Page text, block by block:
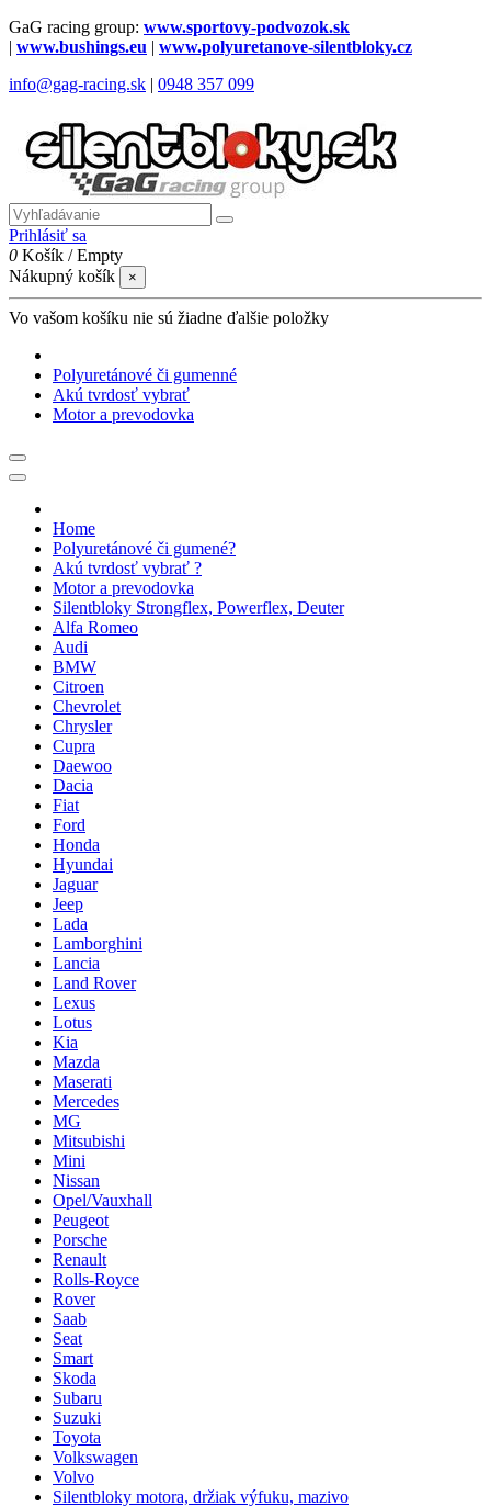
GaG racing group: www.sportovy-podvozok.sk
| www.bushings.eu | www.polyuretanove-silentbloky.cz
info@gag-racing.sk | 0948 357 099
Prihlásiť sa
0 Košík /Empty
Nákupný košík
×
Vo vašom košíku nie sú žiadne ďalšie položky
Polyuretánové či gumenné
Akú tvrdosť vybrať
Motor a prevodovka
Home
Polyuretánové či gumené?
Akú tvrdosť vybrať ?
Motor a prevodovka
Silentbloky Strongflex, Powerflex, Deuter
Alfa Romeo
Audi
BMW
Citroen
Chevrolet
Chrysler
Cupra
Daewoo
Dacia
Fiat
Ford
Honda
Hyundai
Jaguar
Jeep
Lada
Lamborghini
Lancia
Land Rover
Lexus
Lotus
Kia
Mazda
Maserati
Mercedes
MG
Mitsubishi
Mini
Nissan
Opel/Vauxhall
Peugeot
Porsche
Renault
Rolls-Royce
Rover
Saab
Seat
Smart
Skoda
Subaru
Suzuki
Toyota
Volkswagen
Volvo
Silentbloky motora, držiak výfuku, mazivo